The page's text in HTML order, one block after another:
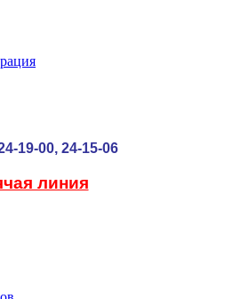
19-00, 24-15-06
линия